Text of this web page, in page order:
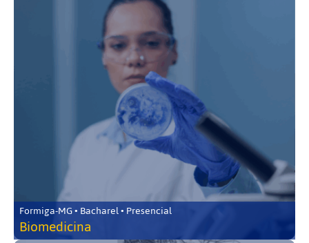
Formiga-MG • Bacharel • Presencial
Biomedicina